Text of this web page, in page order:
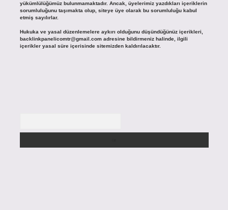
yükümlülüğümüz bulunmamaktadır. Ancak, üyelerimiz yazdıkları içeriklerin
sorumluluğunu taşımakta olup, siteye üye olarak bu sorumluluğu kabul
etmiş sayılırlar.
Hukuka ve yasal düzenlemelere aykırı olduğunu düşündüğünüz içerikleri,
backlinkpanelicomtr@gmail.comadresine bildirmeniz halinde, ilgili
içerikler yasal süre içerisinde sitemizden kaldırılacaktır.